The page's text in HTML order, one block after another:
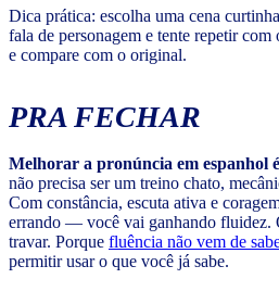
Dica prática: escolha uma cena
fala de personagem e tente repetir
e compare com o original.
PRA FECHAR
Melhorar a pronúncia em espanhol
não precisa ser um treino chato,
Com constância, escuta ativa e
errando — você vai ganhando fluidez.
travar. Porque fluência não vem de
permitir usar o que você já sabe.